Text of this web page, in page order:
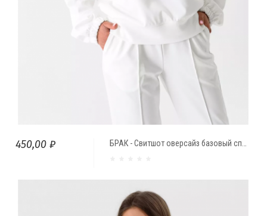
БРАК - Свитшот оверсайз базовый спортивный Молочный
450,00 ₽